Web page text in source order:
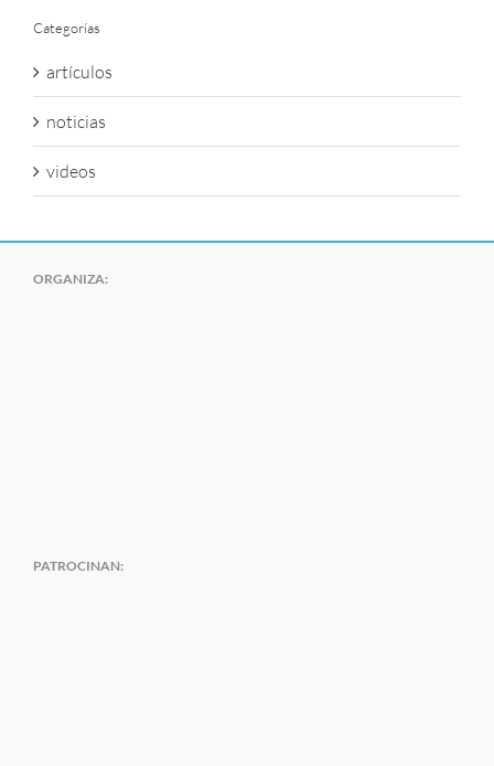
Categorías
artículos
noticias
videos
ORGANIZA:
PATROCINAN: